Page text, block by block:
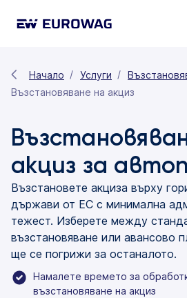
Начало Услуги
Възстановяване на акциз
акциз за
Възстановете акциза върху
държави от ЕС с минимална
тежест. Изберете между
възстановяване или авансово
ще се погрижи за останалото.
Намалете времето за
възстановяване на акциз